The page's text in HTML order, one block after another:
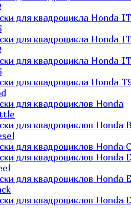
для квадроцикла Honda
для квадроцикла Honda
для квадроцикла Honda
для квадроцикла Honda
для квадроциклов Honda
для квадроциклов Honda
для квадроциклов Honda
для квадроциклов Honda
для квадроциклов Honda
для квадроциклов Honda